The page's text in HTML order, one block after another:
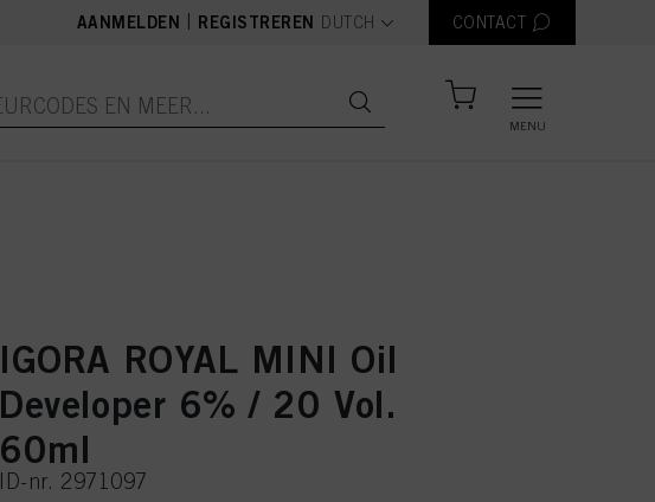
AANMELDEN REGISTREREN text.language
DUTCH CONTACT
MENU
IGORA ROYAL MINI Oil
Developer 6% / 20 Vol.
60ml
ID-nr. 2971097